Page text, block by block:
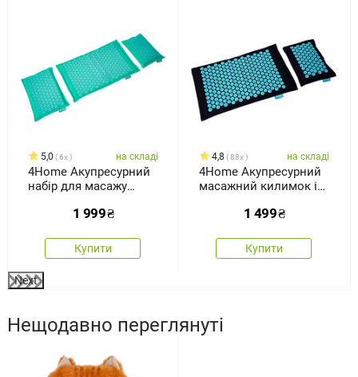
5,0 6x на складі
4Home Акупресурний
набір для масажу
1 999₴
Купити
4,8 88x на складі
4Home Акупресурний
масажний килимок і
1 499₴
Купити
Next
Нещодавно переглянуті